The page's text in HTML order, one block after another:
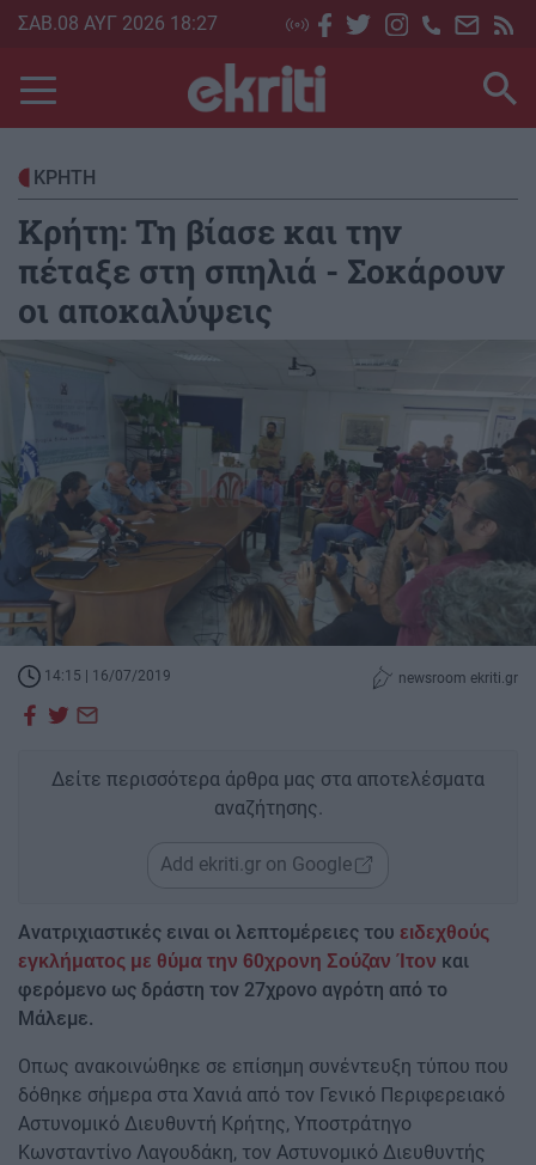
Skip
main
content
ΣΑΒ.08 ΑΥΓ 2026 18:27
ΚΡΗΤΗ
Κρήτη: Τη βίασε και την
πέταξε στη σπηλιά - Σοκάρουν
οι αποκαλύψεις
14:15 | 16/07/2019 newsroom ekriti.gr
Δείτε περισσότερα άρθρα μας στα αποτελέσματα
αναζήτησης.
Add ekriti.gr on Google
Aνατριχιαστικές ειναι οι λεπτομέρειες του ειδεχθούς
εγκλήματος με θύμα την 60χρονη Σούζαν Ίτον και
φερόμενο ως δράστη τον 27χρονο αγρότη από το
Μάλεμε.
Οπως ανακοινώθηκε σε επίσημη συνέντευξη τύπου που
δόθηκε σήμερα στα Χανιά από τον Γενικό Περιφερειακό
Αστυνομικό Διευθυντή Κρήτης, Υποστράτηγο
Κωνσταντίνο Λαγουδάκη, τον Αστυνομικό Διευθυντής